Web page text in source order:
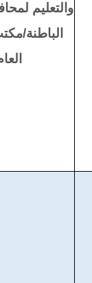
والتعليم
الباطنة/